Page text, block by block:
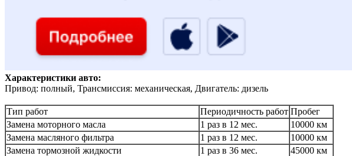
Характеристики авто:
Привод: полный, Трансмиссия: механическая, Двигатель: дизель
Тип работ Периодичность работ Пробег
Замена моторного масла
1 раз в 12 мес.
10000 км
Замена масляного фильтра
1 раз в 12 мес.
10000 км
Замена тормозной жидкости
1 раз в 36 мес.
45000 км